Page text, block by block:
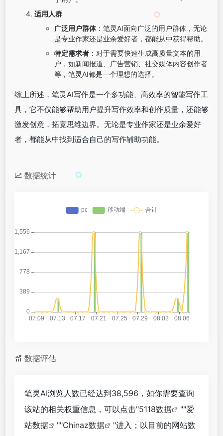
适用人群
广泛用户群体：笔灵AI面向广泛的用户群体，无论
是专业作家还是业余爱好者，都能从中获得帮助。
特定需求者：对于需要快速生成高质量文本的用
户，如新闻报道、广告营销、社交媒体内容创作者
等，笔灵AI都是一个理想的选择。
综上所述，笔灵AI写作是一个多功能、高效率的智能写作工
具，它不仅能够帮助用户提升写作效率和创作质量，还能够
激发创意，拓宽思维边界。无论是专业作家还是业余爱好
者，都能从中找到适合自己的写作辅助功能。
数据统计
数据评估
笔灵AI浏览人数已经达到38,596，如你需要查询
该站的相关权重信息，可以点击"5118数据 ""爱
站数据
""Chinaz数据
"进入；以目前的网站数